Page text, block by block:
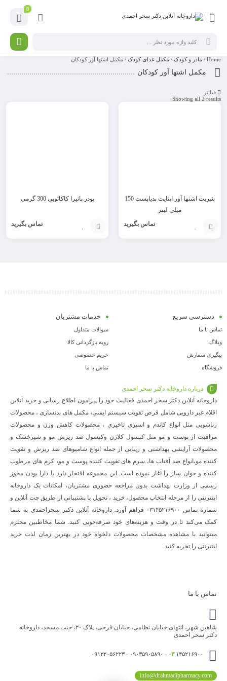
0
Home
/ مادر و کودک / مکمل غذای کودک / مکمل اشتها آور کودکان
مکمل اشتها آور کودکان
فیلـتر
Showing all 2 results
شربت اشتها آور اپتایت پدیابست 150
میلی لیتر
تماس بگیرید
پودر پاتیرا کاکائویی 300 گرمی
تماس بگیرید
دسترسی سریع
تماس با ما
وبلاگ
پیگیری سفارش
فروشگاه
خدمات مشتریان
سوالات متداول
رویه بازگردانی کالا
حریم خصوصی
تماس با ما
درباره داروخانه دکتر سحر احمدی
داروخانه آنلاین دکتر سحر احمدی فعالیت خود را پیرامون اطلاع رسانی و خرید آنلاین
اقلام غیر دارویی شامل قرص تقویت سیستم ایمنی، مکمل های بدنسازی ، محصولات
زناشویی مثل انواع کاندم و اسپری تاخیری ، محصولات کاهش وزن و محصولات
مراقبت از پوست و مو مثل کپسول کلاژن وکپسول ضد ریزش مو و شیرخشک و
محصولات آرایشی بهداشتی و زیبایی از جمله انواع شامپوهای ضد ریزش و تقویت
کننده مو،انواع ضد آفتاب ها، سرم های تقویت کننده پوست و مو، کرم های مرطوب
کننده و جوان ساز را آغاز نموده است. این مجموعه افتخار دارد با دارا بودن مجوز
رسمی از وزارت بهداشت بدون مراجعه حضوری مشتریان، امکانات یک داروخانه
اینترنتی را از مرحله انتخاب محصول، خرید ، تحویل با پشتیبانی از طریق چت آنلاین و
شماره تماس ۰۳۱۴۵۲۱۶۹۰۰ فراهم آورد. داروخانه آنلاین دکتر سحراحمدی به شما
کمک می‌کند تا در وقت و هزینه‌های خود صرفه‌جویی کنید. شما مخاطبین محترم
میتوانید با مشاهده مشخصات محصولات دلخواه خود در بهترین زمان لذت خرید
اینترنتی را تجربه کنید.
تماس با ما
شاهین شهر، انتهای خیایان نظامی، خیابان فرخی، پلاک ۲۰، جنب مسجد، داروخانه
دکتر سحر احمدی
۰۳ ۱۴۵۲۱۶۹۰۰ - ۰۹۰۳۵۹۰۵۸۹۰ - ۰۹۱۳۲۰۵۶۲۲۳
info@drahmadipharmacy.com